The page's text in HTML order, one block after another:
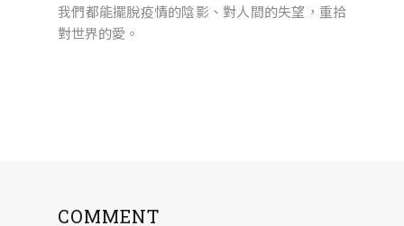
我們都能擺脫疫情的陰影、對人間的失望，重拾
對世界的愛。
COMMENT